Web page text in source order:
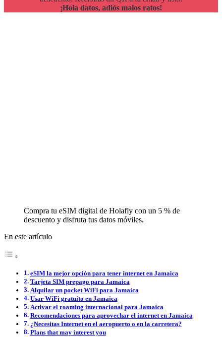
¡Hola datos, adiós malos ratos!
Compra tu eSIM digital de Holafly con un 5 % de
descuento y disfruta tus datos móviles.
En este artículo
eSIM la mejor opción para tener internet en Jamaica
Tarjeta SIM prepago para Jamaica
Alquilar un pocket WiFi para Jamaica
Usar WiFi gratuito en Jamaica
Activar el roaming internacional para Jamaica
Recomendaciones para aprovechar el internet en Jamaica
¿Necesitas Internet en el aeropuerto o en la carretera?
Plans that may interest you